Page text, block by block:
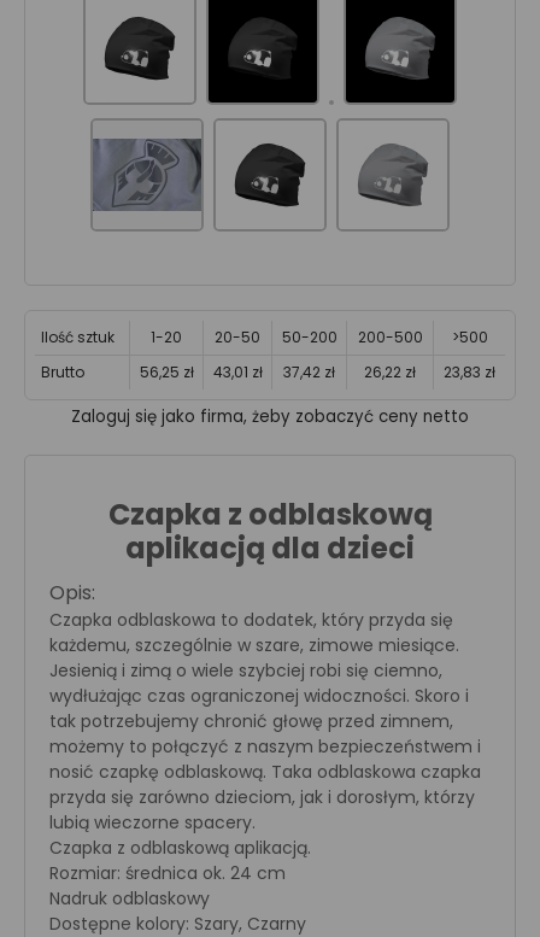
Ilość sztuk 1-20 20-50 50-200 200-500
>500
Brutto
56,25 zł 43,01 zł 37,42 zł 26,22 zł 23,83 zł
Zaloguj się jako firma, żeby zobaczyć ceny netto
Czapka z odblaskową
aplikacją dla dzieci
Opis:
Czapka odblaskowa to dodatek, który przyda się
każdemu, szczególnie w szare, zimowe miesiące.
Jesienią i zimą o wiele szybciej robi się ciemno,
wydłużając czas ograniczonej widoczności. Skoro i
tak potrzebujemy chronić głowę przed zimnem,
możemy to połączyć z naszym bezpieczeństwem i
nosić czapkę odblaskową. Taka odblaskowa czapka
przyda się zarówno dzieciom, jak i dorosłym, którzy
lubią wieczorne spacery.
Czapka z odblaskową aplikacją.
Rozmiar: średnica ok. 24 cm
Nadruk odblaskowy
Dostępne kolory: Szary, Czarny